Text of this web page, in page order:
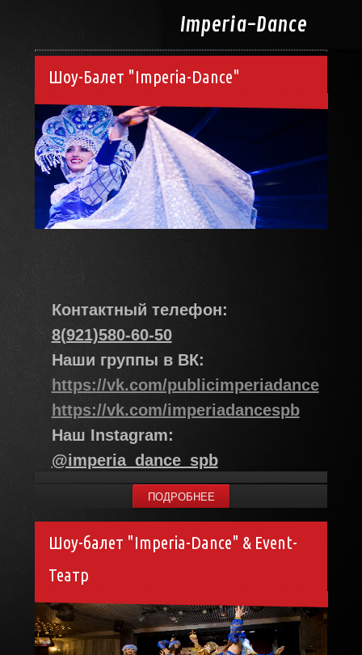
Imperia-Dance
Шоу-Балет "Imperia-Dance"
Контактный телефон:
8(921)580-60-50
Наши группы в ВК:
https://vk.com/publicimperiadance
https://vk.com/imperiadancespb
Наш Instagram:
@imperia_dance_spb
ПОДРОБНЕЕ
Шоу-балет "Imperia-Dance" & Event-
Театр